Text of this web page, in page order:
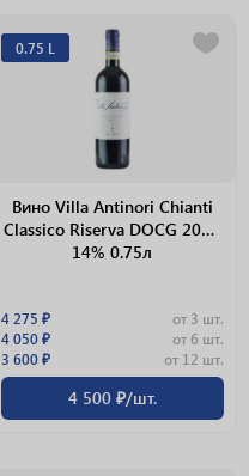
0.75 L
Вино Villa Antinori Chianti
Classico Riserva DOCG 2015
14% 0.75л
4 275 ₽
от 3 шт.
4 050 ₽
от 6 шт.
3 600 ₽
от 12 шт.
4 500 ₽/шт.